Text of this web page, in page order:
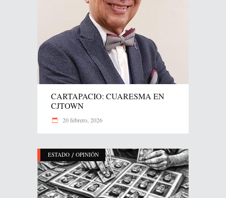
CARTAPACIO: CUARESMA EN
CJTOWN
20 febrero, 2026
ESTADO / OPINIÓN